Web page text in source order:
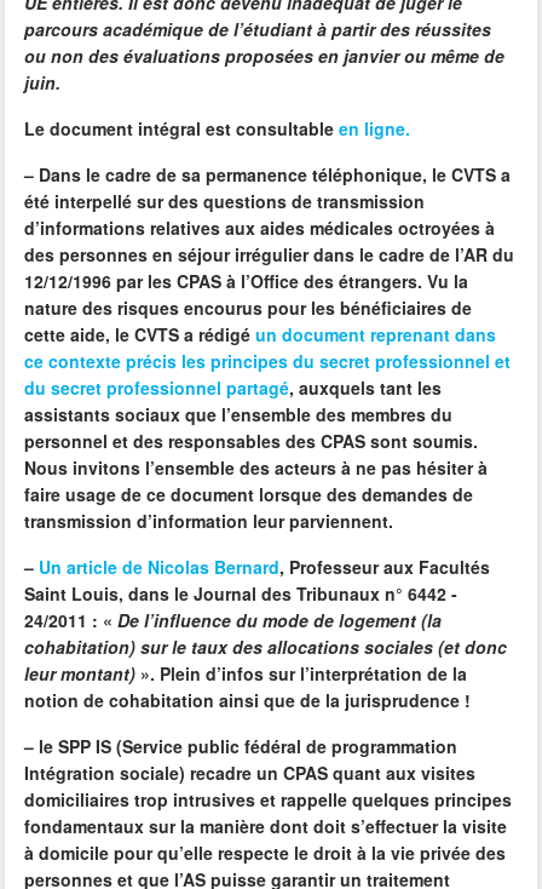
parcours académique de l’étudiant à partir des réussites
ou non des évaluations proposées en janvier ou même de
juin.
Le document intégral est consultableen ligne.
– Dans le cadre de sa permanence téléphonique, le CVTS a
été interpellé sur des questions detransmission
d’informations relatives aux aides médicales octroyées à
des personnes en séjour irrégulierdans le cadre de l’AR du
12/12/1996par les CPAS à l’Office des étrangers. Vu la
nature des risques encourus pour les bénéficiaires de
cette aide, le CVTS a rédigéun document reprenant dans
ce contexte précis les principes du secret professionnel et
du secret professionnel partagé, auxquels tant les
assistants sociaux que l’ensemble des membres du
personnel et des responsables des CPAS sont soumis.
Nous invitons l’ensemble des acteurs à ne pas hésiter à
faire usage de ce document lorsque des demandes de
transmission d’information leur parviennent.
– Un article de Nicolas Bernard, Professeur aux Facultés
Saint Louis, dans le Journal des Tribunaux n° 6442 -
24/2011 : «De l’influence du mode de logement (la
cohabitation) sur le taux des allocations sociales (et donc
leur montant) ». Plein d’infos sur l’interprétation de la
notion de cohabitationainsi que de la jurisprudence !
– le SPP IS (Service public fédéral de programmation
Intégration sociale) recadre un CPAS quant aux visites
domiciliaires trop intrusives et rappelle quelques principes
fondamentaux sur lamanière dont doit s’effectuer la visite
à domicile pour qu’elle respecte le droit à la vie privée des
personnes et que l’AS puisse garantir un traitement